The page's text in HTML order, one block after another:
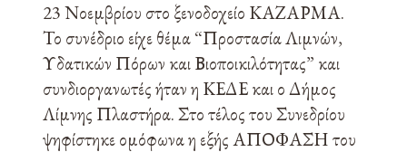
23 Νοεμβρίου στο ξενοδοχείο ΚΑΖΑΡΜΑ.
Το συνέδριο είχε θέμα “Προστασία Λιμνών,
Υδατικών Πόρων και Βιοποικιλότητας” και
συνδιοργανωτές ήταν η ΚΕΔΕ και ο Δήμος
Λίμνης Πλαστήρα. Στο τέλος του Συνεδρίου
ψηφίστηκε ομόφωνα η εξής ΑΠΟΦΑΣΗ του